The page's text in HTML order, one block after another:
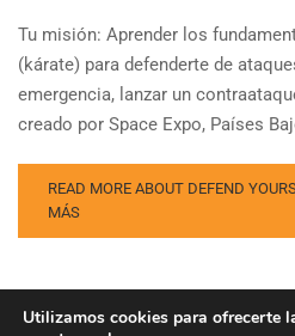
Tu misión: Aprender los
(kárate) para defenderte de
emergencia, lanzar un
creado por Space Expo, Países
READ MORE ABOUT DEFEND
MÁS
Utilizamos cookies para ofrecerte